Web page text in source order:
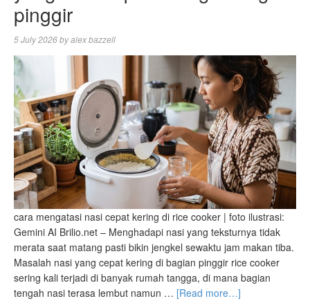
pinggir
5 July 2026byalex bazzell
cara mengatasi nasi cepat kering di rice cooker | foto ilustrasi:
Gemini AI Brilio.net – Menghadapi nasi yang teksturnya tidak
merata saat matang pasti bikin jengkel sewaktu jam makan tiba.
Masalah nasi yang cepat kering di bagian pinggir rice cooker
sering kali terjadi di banyak rumah tangga, di mana bagian
tengah nasi terasa lembut namun … [Read more…]